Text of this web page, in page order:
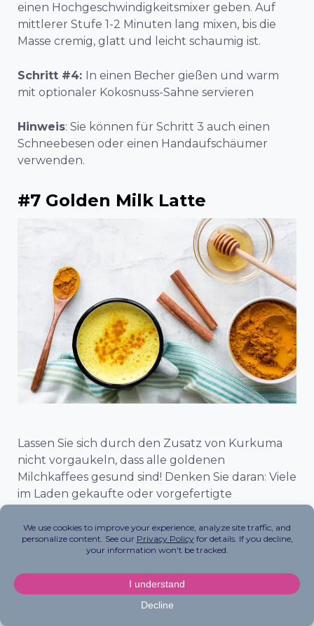
einen Hochgeschwindigkeitsmixer geben. Auf
mittlerer Stufe 1-2 Minuten lang mixen, bis die
Masse cremig, glatt und leicht schaumig ist.
Schritt #4: In einen Becher gießen und warm
mit optionaler Kokosnuss-Sahne servieren
Hinweis: Sie können für Schritt 3 auch einen
Schneebesen oder einen Handaufschäumer
verwenden.
#7 Golden Milk Latte
Lassen Sie sich durch den Zusatz von Kurkuma
nicht vorgaukeln, dass alle goldenen
Milchkaffees gesund sind! Denken Sie daran: Viele
im Laden gekaufte oder vorgefertigte
Zusatzstoffe. Eine der besten Möglichkeiten, dies
zu vermeiden? Machen Sie Ihr eigenes! Mit
Latte können Sie sich einen goldenen Schuss
geben.